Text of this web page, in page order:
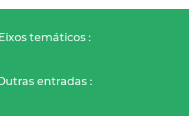
temáticos :
entradas :